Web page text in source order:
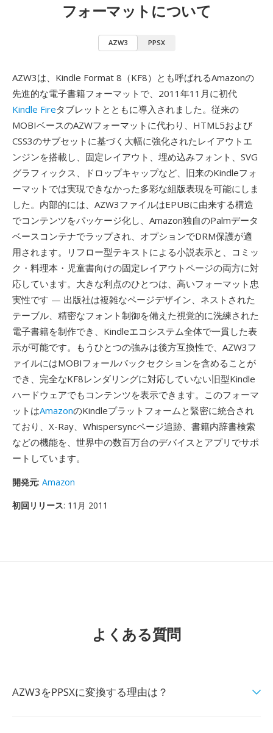
フォーマットについて
AZW3 PPSX
AZW3は、Kindle Format 8（KF8）とも呼ばれるAmazonの
先進的な電子書籍フォーマットで、2011年11月に初代
Kindle Fireタブレットとともに導入されました。従来の
MOBIベースのAZWフォーマットに代わり、HTML5および
CSS3のサブセットに基づく大幅に強化されたレイアウトエ
ンジンを搭載し、固定レイアウト、埋め込みフォント、SVG
グラフィックス、ドロップキャップなど、旧来のKindleフォ
ーマットでは実現できなかった多彩な組版表現を可能にしま
した。内部的には、AZW3ファイルはEPUBに由来する構造
でコンテンツをパッケージ化し、Amazon独自のPalmデータ
ベースコンテナでラップされ、オプションでDRM保護が適
用されます。リフロー型テキストによる小説表示と、コミッ
ク・料理本・児童書向けの固定レイアウトページの両方に対
応しています。大きな利点のひとつは、高いフォーマット忠
実性です — 出版社は複雑なページデザイン、ネストされた
テーブル、精密なフォント制御を備えた視覚的に洗練された
電子書籍を制作でき、Kindleエコシステム全体で一貫した表
示が可能です。もうひとつの強みは後方互換性で、AZW3フ
ァイルにはMOBIフォールバックセクションを含めることが
でき、完全なKF8レンダリングに対応していない旧型Kindle
ハードウェアでもコンテンツを表示できます。このフォーマ
ットはAmazonのKindleプラットフォームと緊密に統合され
ており、X-Ray、Whispersyncページ追跡、書籍内辞書検索
などの機能を、世界中の数百万台のデバイスとアプリでサポ
ートしています。
開発元: Amazon
初回リリース: 11月 2011
よくある質問
AZW3をPPSXに変換する理由は？